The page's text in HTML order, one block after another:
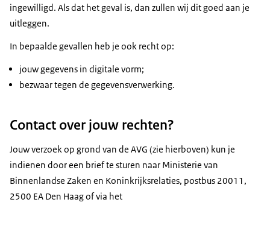
ingewilligd. Als dat het geval is, dan zullen wij dit goed aan je
uitleggen.
In bepaalde gevallen heb je ook recht op:
jouw gegevens in digitale vorm;
bezwaar tegen de gegevensverwerking.
Contact over jouw rechten?
Jouw verzoek op grond van de AVG (zie hierboven) kun je
indienen door een brief te sturen naar Ministerie van
Binnenlandse Zaken en Koninkrijksrelaties, postbus 20011,
2500 EA Den Haag of via het